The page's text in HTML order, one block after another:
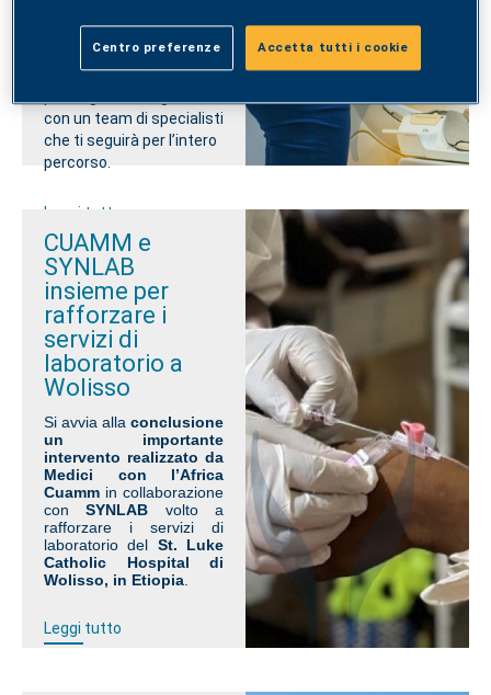
Un contributo importante
diagnosi precocee il
follow updi alcune
con un team di specialisti
che ti seguirà per l’intero
percorso.
Leggi tutto
CUAMM e
SYNLAB
insieme per
rafforzare i
servizi di
laboratorio a
Wolisso
Si avvia alla conclusione
un importante
intervento realizzato da
Medici con l’Africa
Cuamm in collaborazione
conSYNLAB volto a
rafforzare i servizi di
laboratorio del St. Luke
Catholic Hospital di
Wolisso, in Etiopia
Leggi tutto
Centro preferenze Accetta tutti i cookie